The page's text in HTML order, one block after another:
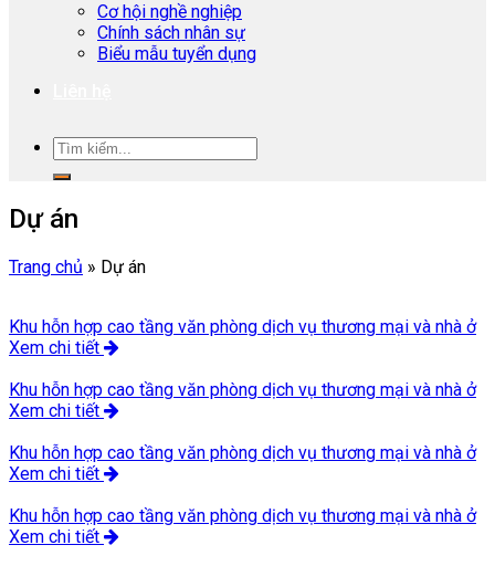
Cơ hội nghề nghiệp
Chính sách nhân sự
Biểu mẫu tuyển dụng
Dự án
Trang chủ » Dự án
Khu hỗn hợp cao tầng văn phòng dịch vụ thương mại và nhà ở
Xem chi tiết
Khu hỗn hợp cao tầng văn phòng dịch vụ thương mại và nhà ở
Xem chi tiết
Khu hỗn hợp cao tầng văn phòng dịch vụ thương mại và nhà ở
Xem chi tiết
Khu hỗn hợp cao tầng văn phòng dịch vụ thương mại và nhà ở
Xem chi tiết